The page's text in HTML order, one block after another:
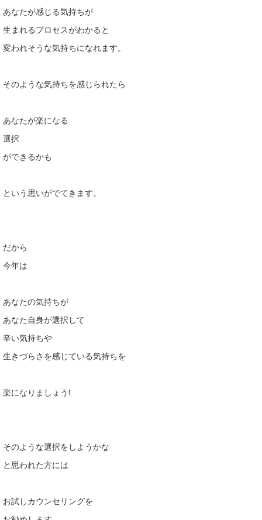
あなたが感じる気持ちが
生まれるプロセスがわかると
変われそうな気持ちになれます。
そのような気持ちを感じられたら
あなたが楽になる
選択
ができるかも
という思いがでてきます。
だから
今年は
あなたの気持ちが
あなた自身が選択して
辛い気持ちや
生きづらさを感じている気持ちを
楽になりましょう!
そのような選択をしようかな
と思われた方には
お試しカウンセリングを